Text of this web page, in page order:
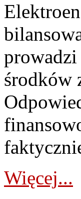
prowadzi
środków
Więcej...